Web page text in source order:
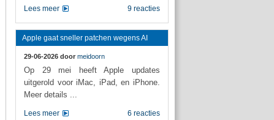
9 reacties
Lees meer
Apple gaat sneller patchen wegens AI
29-06-2026 door meidoorn
Op 29 mei heeft Apple updates
uitgerold voor iMac, iPad, en iPhone.
Meer details ...
6 reacties
Lees meer